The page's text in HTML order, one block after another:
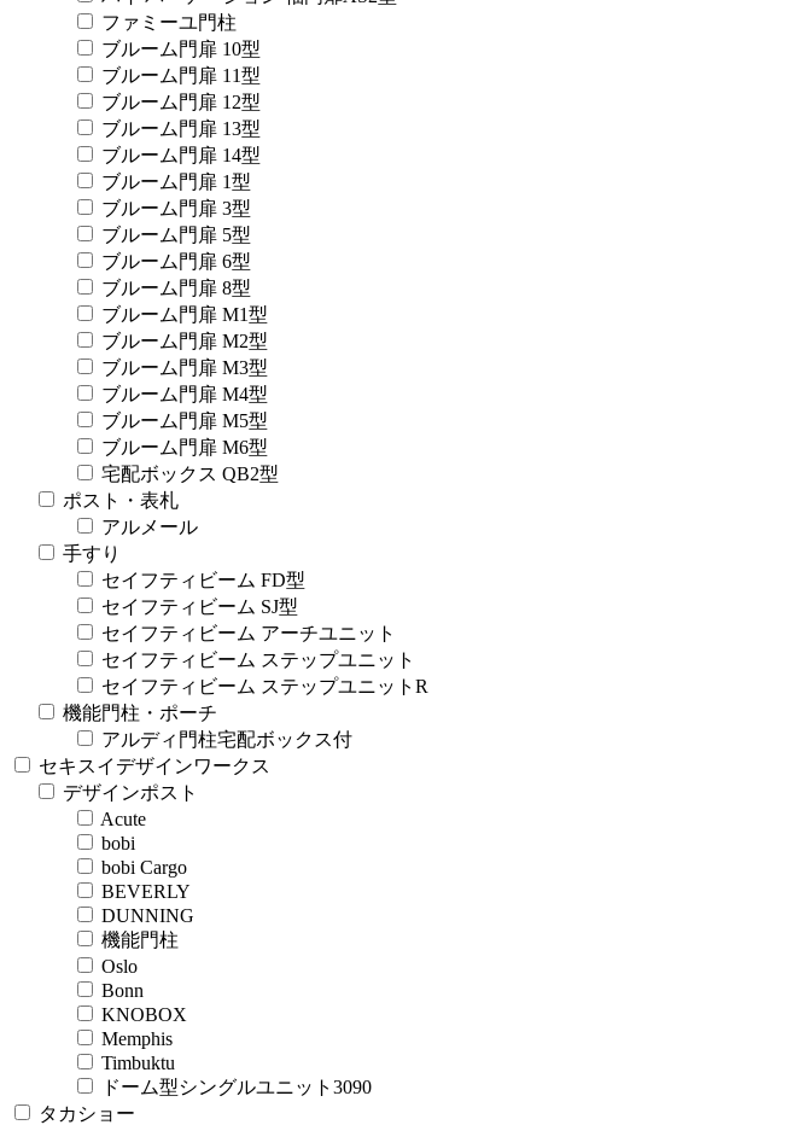
ファミーユ門柱
ブルーム門扉 10型
ブルーム門扉 11型
ブルーム門扉 12型
ブルーム門扉 13型
ブルーム門扉 14型
ブルーム門扉 1型
ブルーム門扉 3型
ブルーム門扉 5型
ブルーム門扉 6型
ブルーム門扉 8型
ブルーム門扉 M1型
ブルーム門扉 M2型
ブルーム門扉 M3型
ブルーム門扉 M4型
ブルーム門扉 M5型
ブルーム門扉 M6型
宅配ボックス QB2型
ポスト・表札
アルメール
手すり
セイフティビーム FD型
セイフティビーム SJ型
セイフティビーム アーチユニット
セイフティビーム ステップユニット
セイフティビーム ステップユニットR
機能門柱・ポーチ
アルディ門柱宅配ボックス付
セキスイデザインワークス
デザインポスト
Acute
bobi
bobi Cargo
BEVERLY
DUNNING
機能門柱
Oslo
Bonn
KNOBOX
Memphis
Timbuktu
ドーム型シングルユニット3090
タカショー